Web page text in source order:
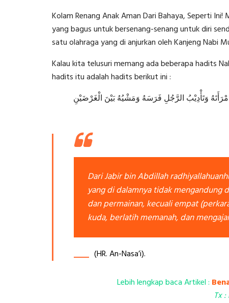
Kolam Renang Anak Aman Dari Bahaya, Seperti Ini!
yang bagus untuk bersenang-senang untuk diri
satu olahraga yang di anjurkan oleh Kanjeng Nabi
Kalau kita telusuri memang ada beberapa hadits
hadits itu adalah hadits berikut ini :
وَتَأْدِيْبُ الرَّجُلِ فَرَسَهُ وَمَشْيُهُ بَيْنَ الْغَرْضَيْنِ
Dari Jabir bin Abdillah
yang di dalamnya tidak mengandung
dan permainan, kecuali empat
kuda, berlatih memanah, dan
(HR. An-Nasa’i).
Lebih lengkap baca Artikel :
Tx